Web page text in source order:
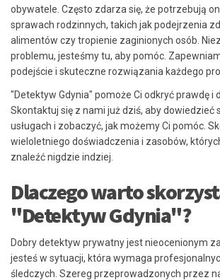
obywatele. Często zdarza się, że potrzebują
sprawach rodzinnych, takich jak podejrzenia
alimentów czy tropienie zaginionych osób.
problemu, jesteśmy tu, aby pomóc.
podejście i skuteczne rozwiązania każdego
"Detektyw Gdynia" pomoże Ci odkryć prawdę i
Skontaktuj się z nami już dziś, aby dowiedzieć
usługach i zobaczyć, jak możemy Ci pomóc.
wieloletniego doświadczenia i zasobów,
znaleźć nigdzie indziej.
Dlaczego warto
"Detektyw Gdynia"?
Dobry detektyw prywatny jest nieocenionym
jesteś w sytuacji, która wymaga
śledczych. Szereg przeprowadzonych przez